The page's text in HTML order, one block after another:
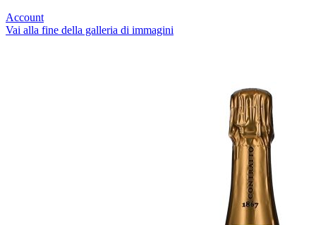
Account
Vai alla fine della galleria di immagini